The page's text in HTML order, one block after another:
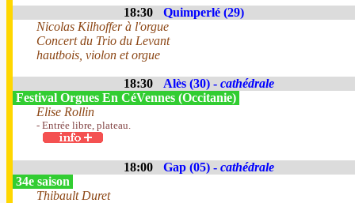
18:30
Quimperlé (29)
Nicolas Kilhoffer à l'orgue
Concert du Trio du Levant
hautbois, violon et orgue
18:30 Alès (30) - cathédrale
Festival Orgues En CéVennes (Occitanie)
Elise Rollin
- Entrée libre, plateau.
18:00 Gap (05) - cathédrale
34e saison
Thibault Duret